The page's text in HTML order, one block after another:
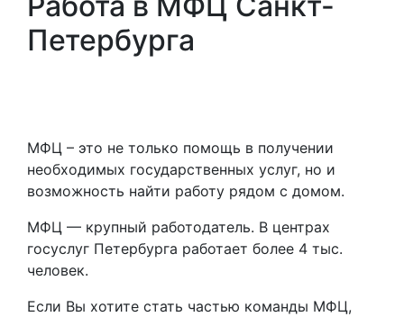
Петербурга
МФЦ – это не только помощь в получении
необходимых государственных услуг, но и
возможность найти работу рядом с домом.
МФЦ — крупный работодатель. В центрах
госуслуг Петербурга работает более 4 тыс.
человек.
Если Вы хотите стать частью команды МФЦ,